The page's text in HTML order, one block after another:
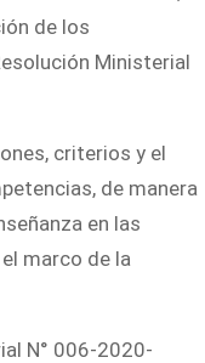
de los
Ministerial
criterios y el
de manera
en las
marco de la
N° 006-2020-